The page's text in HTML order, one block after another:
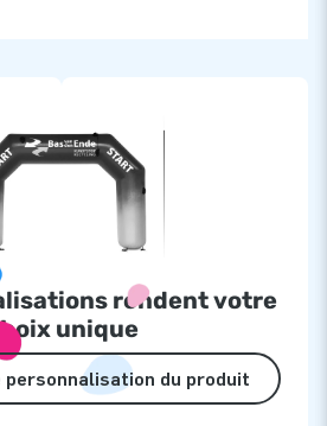
rendent votre
unique
personnalisation du produit